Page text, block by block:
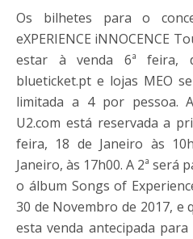
Os bilhetes para o
eXPERIENCE iNNOCENCE
estar à venda 6ª feira,
blueticket.pt e lojas MEO
limitada a 4 por pessoa.
U2.com está reservada a
feira, 18 de Janeiro às
Janeiro, às 17h00. A 2ª será
o álbum Songs of
30 de Novembro de 2017, e
esta venda antecipada